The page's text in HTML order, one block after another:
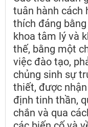
tuân hành cách
thích đáng
khoa tâm lý và
thế, bằng một
việc đào tạo,
chủng sinh sự
thiết, được
định tinh thần,
chắn và qua